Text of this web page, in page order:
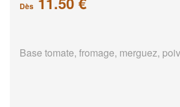
Dès
Base tomate, fromage, merguez,